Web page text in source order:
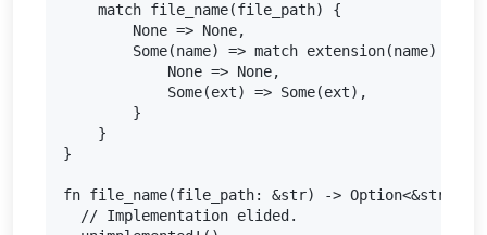
    match file_name(file_path) {
        None => None,
        Some(name) => match extension(name) {
            None => None,
            Some(ext) => Some(ext),
        }
    }
}
fn file_name(file_path: &str) -> Option<&str> {
  // Implementation elided.